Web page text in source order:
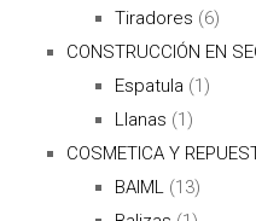
Tiradores (6)
CONSTRUCCIÓN EN
Espatula (1)
Llanas (1)
COSMETICA Y
BAIML (13)